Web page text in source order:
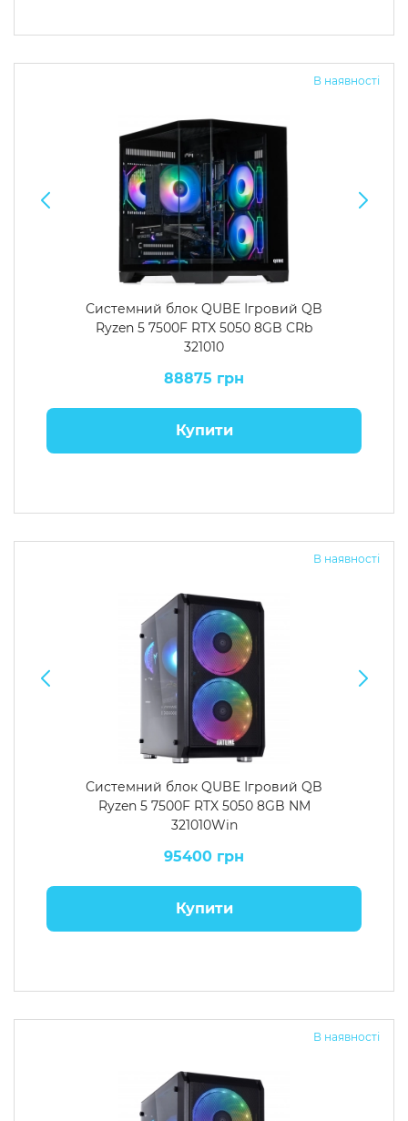
В наявності
Системний блок QUBE Ігровий QB
Ryzen 5 7500F RTX 5050 8GB CRb
321010
88875 грн
Купити
В наявності
Системний блок QUBE Ігровий QB
Ryzen 5 7500F RTX 5050 8GB NM
321010Win
95400 грн
Купити
В наявності